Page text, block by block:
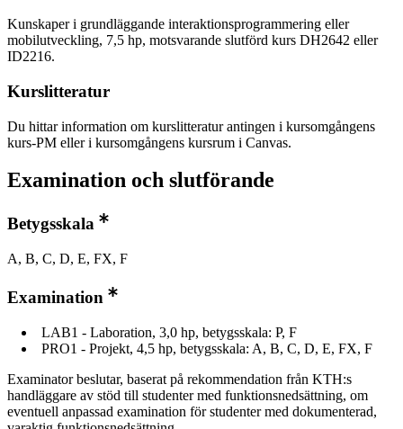
Kunskaper i grundläggande interaktionsprogrammering eller
mobilutveckling, 7,5 hp, motsvarande slutförd kurs DH2642 eller
ID2216.
Kurslitteratur
Du hittar information om kurslitteratur antingen i kursomgångens
kurs-PM eller i kursomgångens kursrum i Canvas.
Examination och slutförande
Betygsskala
A, B, C, D, E, FX, F
Examination
LAB1 - Laboration, 3,0 hp, betygsskala: P, F
PRO1 - Projekt, 4,5 hp, betygsskala: A, B, C, D, E, FX, F
Examinator beslutar, baserat på rekommendation från KTH:s
handläggare av stöd till studenter med funktionsnedsättning, om
eventuell anpassad examination för studenter med dokumenterad,